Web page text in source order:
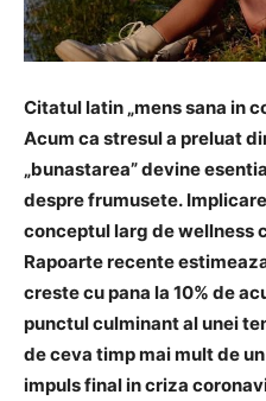
Citatul latin „mens sana in
Acum ca stresul a preluat
„bunastarea” devine
despre frumusete.
conceptul larg de wellness
Rapoarte recente
creste cu pana la 10% de
punctul culminant al unei
de ceva timp mai mult de
impuls final in criza